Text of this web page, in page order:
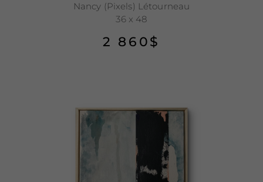
Nancy (Pixels) Létourneau
36 x 48
2 860$